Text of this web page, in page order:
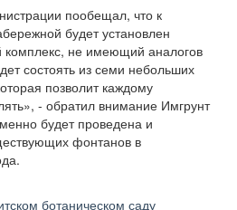
пообещал, что к
будет установлен
не имеющий аналогов
состоять из семи небольших
позволит каждому
- обратил внимание Имгрунт
будет проведена и
фонтанов в